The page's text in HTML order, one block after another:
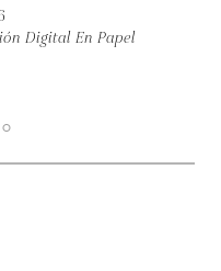
Digital En Papel